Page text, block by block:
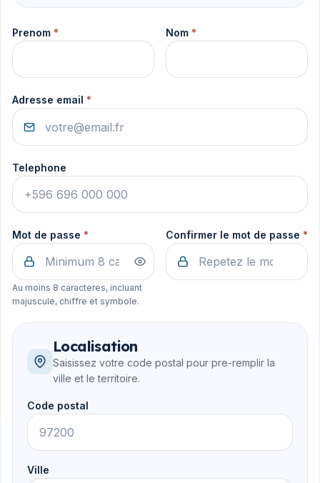
Prenom * Nom *
Adresse email *
Telephone
Mot de passe *
Au moins 8 caracteres, incluant
majuscule, chiffre et symbole.
Confirmer le mot de passe *
Localisation
Saisissez votre code postal pour pre-remplir la
ville et le territoire.
Code postal
Ville